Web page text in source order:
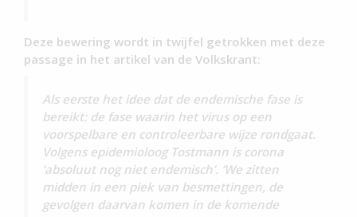
Deze bewering wordt in twijfel getrokken met deze
passage in het artikel van de Volkskrant:
Als eerste het idee dat de endemische fase is
bereikt: de fase waarin het virus op een
voorspelbare en controleerbare wijze rondgaat.
Volgens epidemioloog Tostmann is corona
‘absoluut nog niet endemisch’. ‘We zitten
midden in een piek van besmettingen, de
gevolgen daarvan komen in de komende